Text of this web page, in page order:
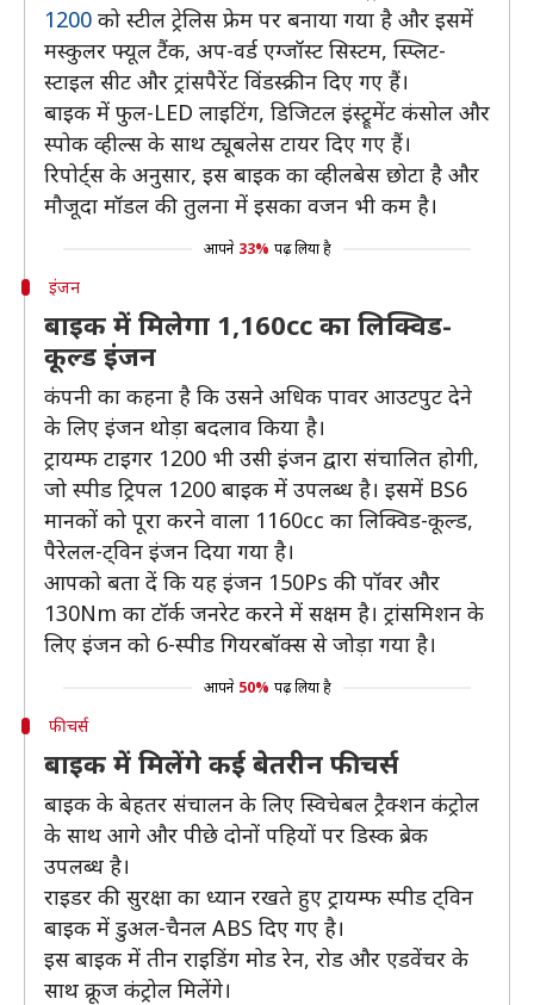
1200 को स्टील ट्रेलिस फ्रेम पर बनाया गया है और इसमें
मस्कुलर फ्यूल टैंक, अप-वर्ड एग्जॉस्ट सिस्टम, स्प्लिट-
स्टाइल सीट और ट्रांसपैरेंट विंडस्क्रीन दिए गए हैं।
बाइक में फुल-LED लाइटिंग, डिजिटल इंस्ट्रूमेंट कंसोल और
स्पोक व्हील्स के साथ ट्यूबलेस टायर दिए गए हैं।
रिपोर्ट्स के अनुसार, इस बाइक का व्हीलबेस छोटा है और
मौजूदा मॉडल की तुलना में इसका वजन भी कम है।
आपने 33% पढ़ लिया है
इंजन
बाइक में मिलेगा 1,160cc का लिक्विड-
कूल्ड इंजन
कंपनी का कहना है कि उसने अधिक पावर आउटपुट देने
के लिए इंजन थोड़ा बदलाव किया है।
ट्रायम्फ टाइगर 1200 भी उसी इंजन द्वारा संचालित होगी,
जो स्पीड ट्रिपल 1200 बाइक में उपलब्ध है। इसमें BS6
मानकों को पूरा करने वाला 1160cc का लिक्विड-कूल्ड,
पैरेलल-ट्विन इंजन दिया गया है।
आपको बता दें कि यह इंजन 150Ps की पॉवर और
130Nm का टॉर्क जनरेट करने में सक्षम है। ट्रांसमिशन के
लिए इंजन को 6-स्पीड गियरबॉक्स से जोड़ा गया है।
आपने 50% पढ़ लिया है
फीचर्स
बाइक में मिलेंगे कई बेतरीन फीचर्स
बाइक के बेहतर संचालन के लिए स्विचेबल ट्रैक्शन कंट्रोल
के साथ आगे और पीछे दोनों पहियों पर डिस्क ब्रेक
उपलब्ध है।
राइडर की सुरक्षा का ध्यान रखते हुए ट्रायम्फ स्पीड ट्विन
बाइक में डुअल-चैनल ABS दिए गए है।
इस बाइक में तीन राइडिंग मोड रेन, रोड और एडवेंचर के
साथ क्रूज कंट्रोल मिलेंगे।